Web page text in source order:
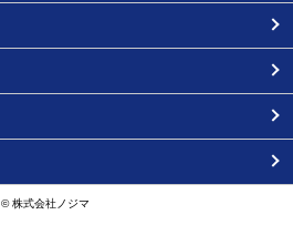
© 株式会社ノジマ